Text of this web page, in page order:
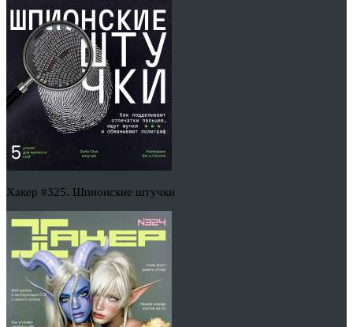
Хакер #325. Шпионские штучки